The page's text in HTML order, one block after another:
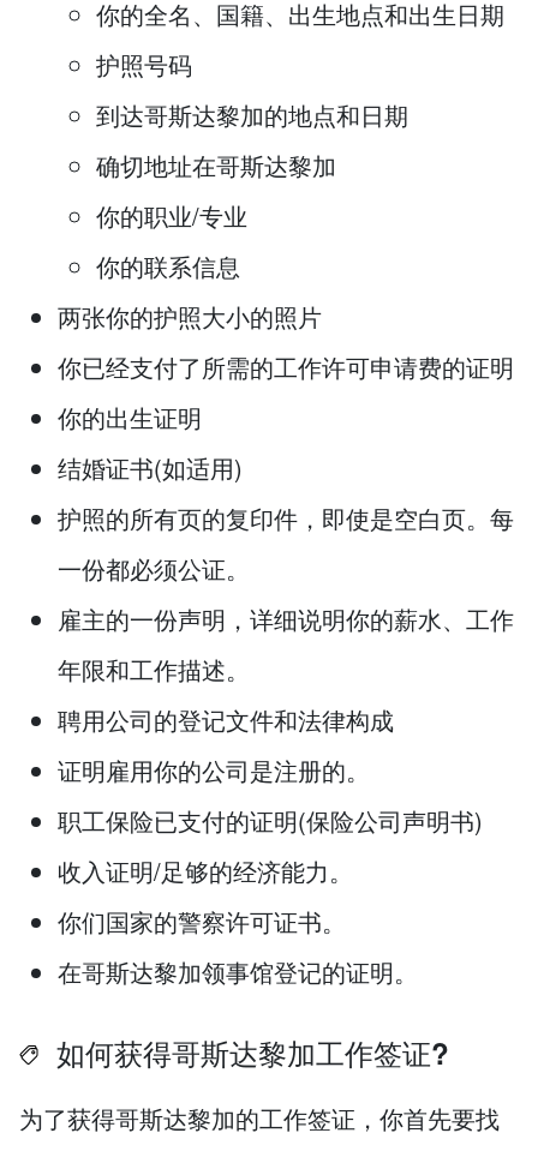
你的全名、国籍、出生地点和出生日期
护照号码
到达哥斯达黎加的地点和日期
确切地址在哥斯达黎加
你的职业/专业
你的联系信息
两张你的护照大小的照片
你已经支付了所需的工作许可申请费的证明
你的出生证明
结婚证书(如适用)
护照的所有页的复印件，即使是空白页。每
一份都必须公证。
雇主的一份声明，详细说明你的薪水、工作
年限和工作描述。
聘用公司的登记文件和法律构成
证明雇用你的公司是注册的。
职工保险已支付的证明(保险公司声明书)
收入证明/足够的经济能力。
你们国家的警察许可证书。
在哥斯达黎加领事馆登记的证明。
如何获得哥斯达黎加工作签证?
为了获得哥斯达黎加的工作签证，你首先要找